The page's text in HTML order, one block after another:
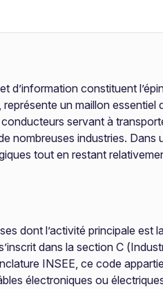
d’information constituent
un maillon
servant à
nombreuses industries.
tout en restant
dont l’activité principale est
dans la section C
INSEE, ce code
électroniques ou